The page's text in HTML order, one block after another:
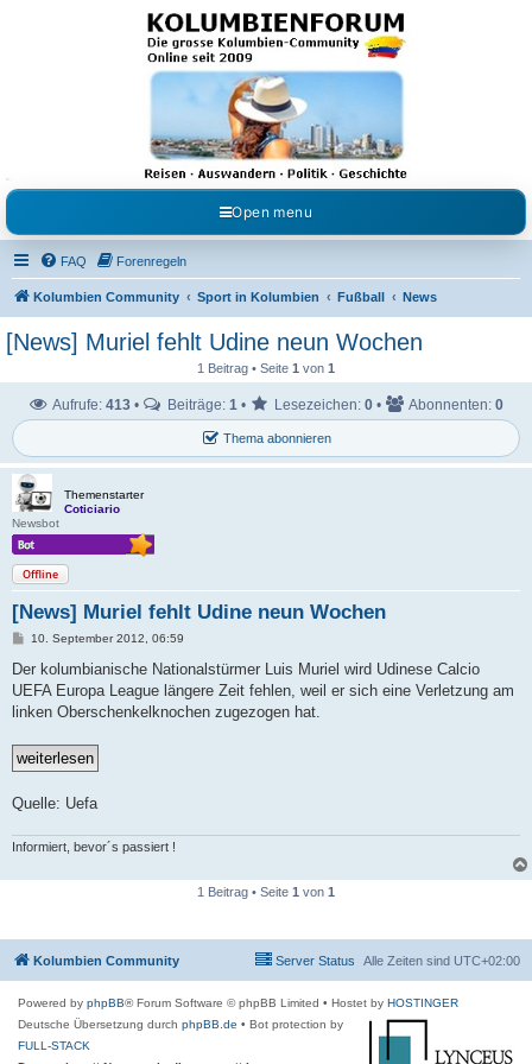
Kolumbienforum - Das
grosse Forum der
Freunde Kolumbiens
Reisen, Auswandern, Kultur, Politik, Geschichte und Visum in Kolumbien und Venezuela.
Austausch, Erfahrungen und Gemeinschaft im Kolumbienforum
Open menu
FAQ Forenregeln
Kolumbien Community Sport in Kolumbien Fußball News
[News] Muriel fehlt Udine neun Wochen
1 Beitrag • Seite 1 von 1
Thema abonnieren
Aufrufe: 413 • Beiträge: 1 • Lesezeichen: 0 • Abonnenten: 0
Themenstarter
Coticiario
Newsbot
Offline
[News] Muriel fehlt Udine neun Wochen
B
i
r
a
10. September 2012, 06:59
Der kolumbianische Nationalstürmer Luis Muriel wird Udinese Calcio
UEFA Europa League längere Zeit fehlen, weil er sich eine Verletzung am
linken Oberschenkelknochen zugezogen hat.
Quelle: Uefa
Informiert, bevor´s passiert !
1 Beitrag • Seite 1 von 1
Kolumbien Community Alle Zeiten sind UTC+02:00
Server Status
Powered by phpBB® Forum Software © phpBB Limited • Hostet by HOSTINGER
Deutsche Übersetzung durch phpBB.de • Bot protection by
FULL-STACK